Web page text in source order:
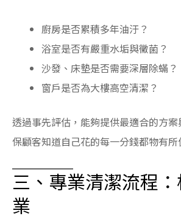
廚房是否累積多年油汙？
浴室是否有嚴重水垢與黴菌？
沙發、床墊是否需要深層除蟎？
窗戶是否為大樓高空清潔？
透過事先評估，能夠提供最適合的方
保顧客知道自己花的每一分錢都物有所
三、專業清潔流程
業